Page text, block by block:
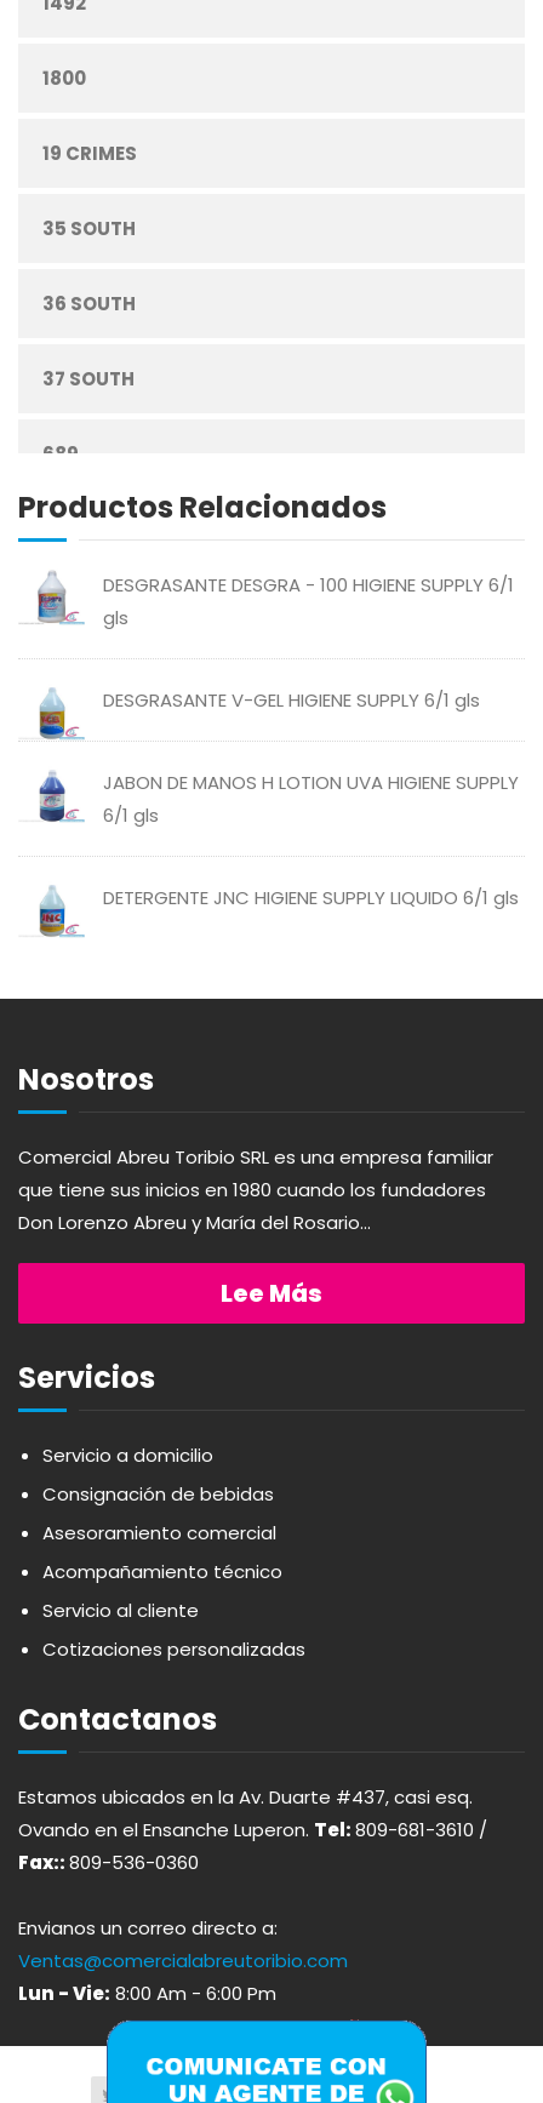
CONFITERÍA
CONGELADOS
CUIDADO PERSONAL
DESECHABLES
ENLATADOS
ESPECIAS
HARINAS
LAVANDERÍA
LIMPIEZA DEL HOGAR
SNACKS
ÚTILES ESCOLARES
1800
19 CRIMES
35 SOUTH
36 SOUTH
37 SOUTH
689
ABSOLUT
AMBAR
AMERICANA
AQUA
AVALON
AVERNA
AZUKITA
BACARDI
BAILEY
BARCELO
BARON DE LEY
Productos Relacionados
DESGRASANTE DESGRA - 100 HIGIENE SUPPLY 6/1
gls
DESGRASANTE V-GEL HIGIENE SUPPLY 6/1 gls
JABON DE MANOS H LOTION UVA HIGIENE SUPPLY
6/1 gls
DETERGENTE JNC HIGIENE SUPPLY LIQUIDO 6/1 gls
Nosotros
Comercial Abreu Toribio SRL es una empresa familiar
que tiene sus inicios en 1980 cuando los fundadores
Don Lorenzo Abreu y María del Rosario...
Lee Más
Servicios
Servicio a domicilio
Consignación de bebidas
Asesoramiento comercial
Acompañamiento técnico
Servicio al cliente
Cotizaciones personalizadas
Contactanos
Estamos ubicados en la Av. Duarte #437, casi esq.
Ovando en el Ensanche Luperon. Tel:809-681-3610 /
Fax::809-536-0360
Envianos un correo directo a:
Ventas@comercialabreutoribio.com
Lun - Vie: 8:00 Am - 6:00 Pm